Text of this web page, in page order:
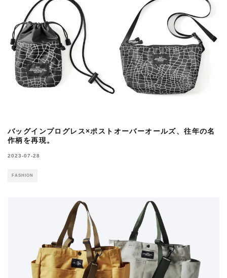
バッグインプログレス×ポストオーバーオールズ、往年の名
作柄を再現。
2023-07-28
FASHION